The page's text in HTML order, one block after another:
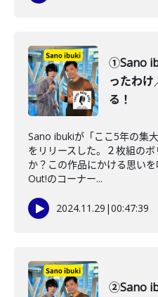
①Sano
ったわけ
る！
Sano ibukiが「ここ5年の集
をリリースした。２枚組の
か？この作品にかける思い
Out!のコーナー...
2024.11.29 |00:47:39
②Sano